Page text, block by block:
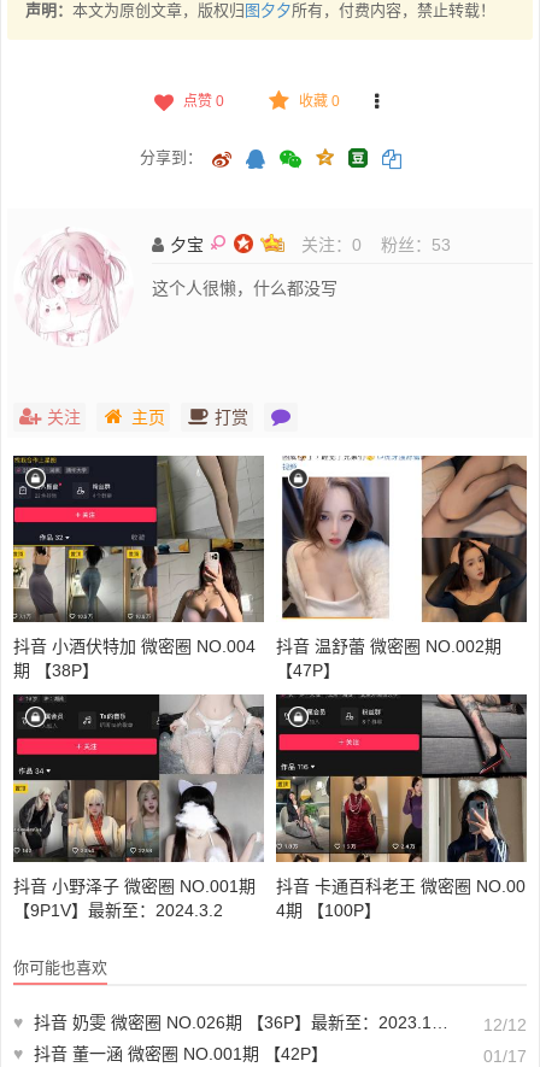
声明： 本文为原创文章，版权归 图夕夕所有，付费内容，禁止转载！
点赞 0 收藏 0
分享到：
夕宝 关注： 0 粉丝： 53
这个人很懒，什么都没写
关注 主页 打赏
抖音 小酒伏特加 微密圈 NO.004
期 【38P】
抖音 温舒蕾 微密圈 NO.002期
【47P】
抖音 小野泽子 微密圈 NO.001期
【9P1V】最新至：2024.3.2
抖音 卡通百科老王 微密圈 NO.00
4期 【100P】
你可能也喜欢
♥ 抖音 奶雯 微密圈 NO.026期 【36P】最新至：2023.12.11
12/12
♥ 抖音 董一涵 微密圈 NO.001期 【42P】
01/17